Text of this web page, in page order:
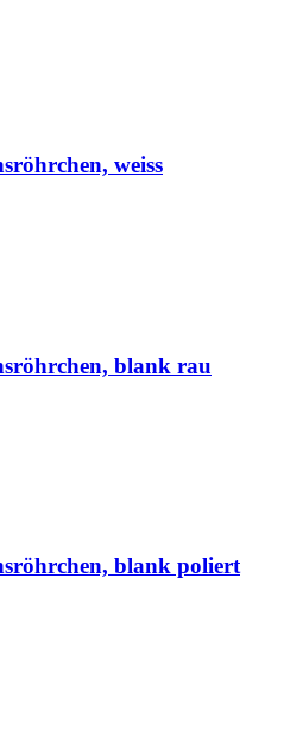
weiss
blank rau
blank poliert